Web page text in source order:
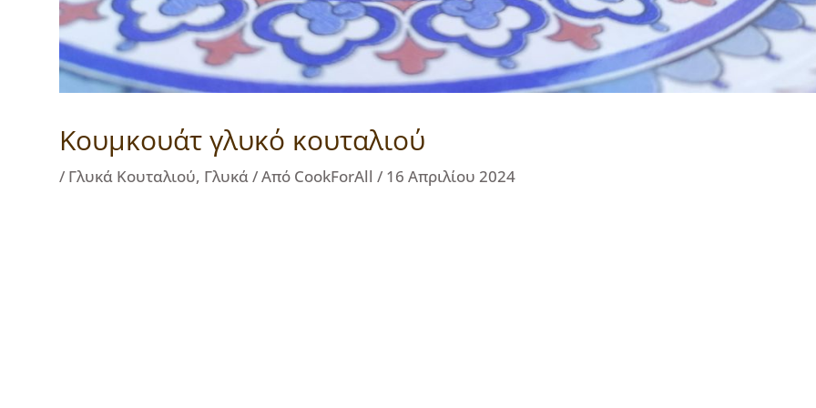
Κουμκουάτ γλυκό κουταλιού
/ Γλυκά Κουταλιού, Γλυκά/ Από CookForAll / 16 Απριλίου 2024